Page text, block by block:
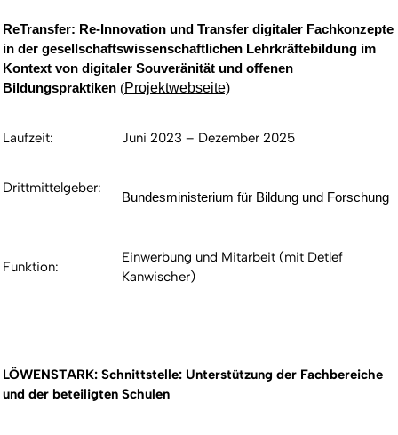
ReTransfer: Re-Innovation und Transfer digitaler Fachkonzepte
in der gesellschaftswissenschaftlichen Lehrkräftebildung im
Kontext von digitaler Souveränität und offenen
Bildungspraktiken (Projektwebseite)
Laufzeit: Juni 2023 – Dezember 2025
Drittmittelgeber:
Bundesministerium für Bildung und Forschung
Funktion:
Einwerbung und Mitarbeit (mit Detlef
Kanwischer)
LÖWENSTARK: Schnittstelle: Unterstützung der Fachbereiche
und der beteiligten Schulen